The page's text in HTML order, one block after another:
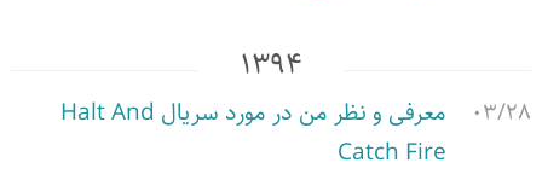
۱۳۹۴
۰۳/۲۸
معرفی و نظر من در مورد سریال Halt And
Catch Fire